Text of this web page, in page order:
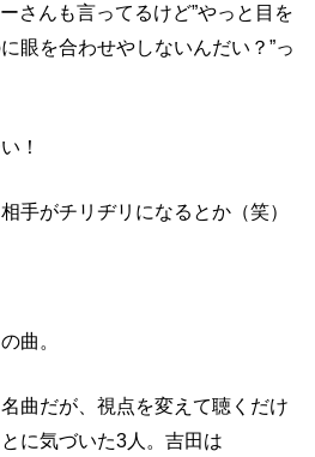
さんも言ってるけど”やっと目を
眼を合わせやしないんだい？”っ
！
手がチリヂリになるとか（笑）
曲。
曲だが、視点を変えて聴くだけ
に気づいた3人。吉田は